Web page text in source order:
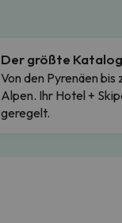
Der größte Katalog
Von den Pyrenäen bis
Alpen. Ihr Hotel +
geregelt.